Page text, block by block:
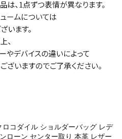
コダイル ショルダーバッグ レデ
ローン センター取り 本革 レザー